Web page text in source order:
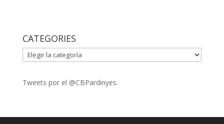
CATEGORIES
CATEGORIES
Tweets por el @CBPardinyes.